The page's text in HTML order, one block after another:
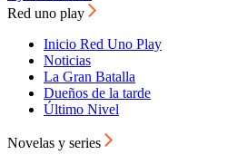
Red uno play
Inicio Red Uno Play
Noticias
La Gran Batalla
Dueños de la tarde
Último Nivel
Novelas y series